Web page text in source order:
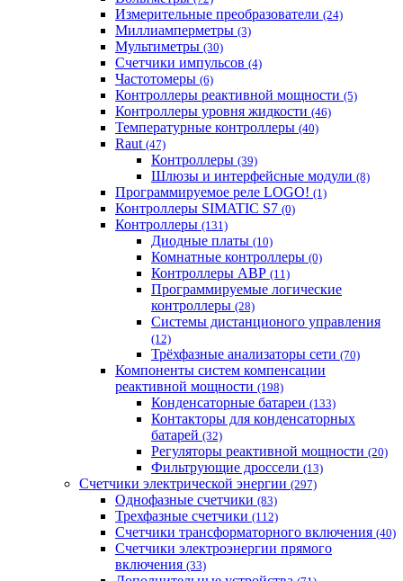
Измерительные преобразователи (24)
Миллиамперметры (3)
Мультиметры (30)
Счетчики импульсов (4)
Частотомеры (6)
Контроллеры реактивной мощности (5)
Контроллеры уровня жидкости (46)
Температурные контроллеры (40)
Raut (47)
Контроллеры (39)
Шлюзы и интерфейсные модули (8)
Программируемое реле LOGO! (1)
Контроллеры SIMATIC S7 (0)
Контроллеры (131)
Диодные платы (10)
Комнатные контроллеры (0)
Контроллеры АВР (11)
Программируемые логические
контроллеры (28)
Системы дистанционого управления
(12)
Трёхфазные анализаторы сети (70)
Компоненты систем компенсации
реактивной мощности (198)
Конденсаторные батареи (133)
Контакторы для конденсаторных
батарей (32)
Регуляторы реактивной мощности (20)
Фильтрующие дроссели (13)
Счетчики электрической энергии (297)
Однофазные счетчики (83)
Трехфазные счетчики (112)
Счетчики трансформаторного включения (40)
Счетчики электроэнергии прямого
включения (33)